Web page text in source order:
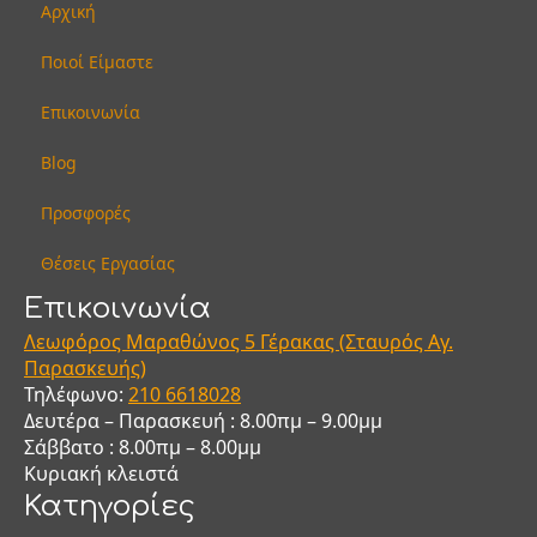
επιλεγούν
στη
του
Αρχική
Ποιοί Είμαστε
Επικοινωνία
Blog
Προσφορές
Θέσεις Εργασίας
Eπικοινωνία
Λεωφόρος Μαραθώνος 5 Γέρακας (Σταυρός Αγ.
Παρασκευής)
Τηλέφωνο: 210 6618028
Δευτέρα – Παρασκευή : 8.00πμ – 9.00μμ
Σάββατο : 8.00πμ – 8.00μμ
Κυριακή κλειστά
Κατηγορίες